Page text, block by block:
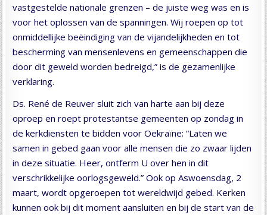
vastgestelde nationale grenzen – de juiste weg was en is
voor het oplossen van de spanningen. Wij roepen op tot
onmiddellijke beëindiging van de vijandelijkheden en tot
bescherming van mensenlevens en gemeenschappen die
door dit geweld worden bedreigd,” is de gezamenlijke
verklaring.
Ds. René de Reuver sluit zich van harte aan bij deze
oproep en roept protestantse gemeenten op zondag in
de kerkdiensten te bidden voor Oekraïne: “Laten we
samen in gebed gaan voor alle mensen die zo zwaar lijden
in deze situatie. Heer, ontferm U over hen in dit
verschrikkelijke oorlogsgeweld.” Ook op Aswoensdag, 2
maart, wordt opgeroepen tot wereldwijd gebed. Kerken
kunnen ook bij dit moment aansluiten en bij de start van de